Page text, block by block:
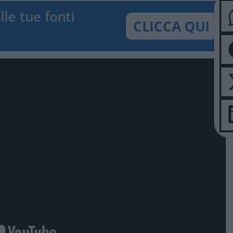
tue fonti
CLICCA QUI